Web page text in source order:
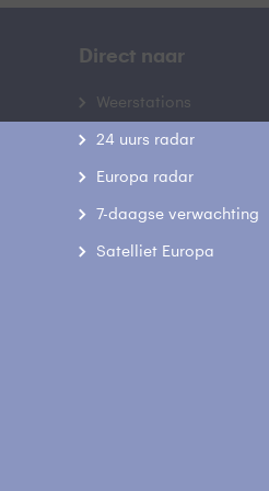
Direct naar
Weerstations
24 uurs radar
Europa radar
7-daagse verwachting
Satelliet Europa